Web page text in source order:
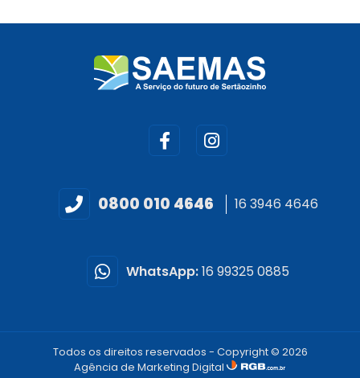
0800 010 4646 16 3946 4646
WhatsApp:16 99325 0885
Todos os direitos reservados - Copyright © 2026
Agência de Marketing Digital